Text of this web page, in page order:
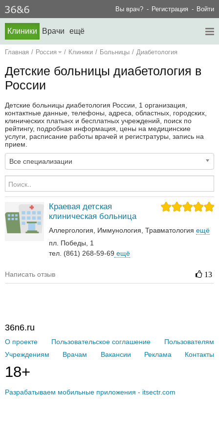
Вы врач? Регистрация Войти
Клиники Врачи ещё
Главная / Россия / Клиники / Больницы / Диабетология
Детские больницы диабетология в
России
Детские больницы диабетология России, 1 организация,
контактные данные, телефоны, адреса, областных, городских,
клинических платынх и бесплатных учреждений, поиск по
рейтингу, подробная информация, цены на медицинские
услуги, расписание работы врачей и регистратуры, запись на
прием.
Все специализации
Краевая детская
клиническая больница
Аллергология Иммунология Травматология ещё
пл. Победы, 1
тел. (861) 268-59-69 ещё
Написать отзыв 13
36n6.ru
О проекте Пользовательское соглашение
Пользователям
Учреждениям
Врачам Вакансии Реклама Контакты
18+
Разрабатываем мобильные приложения - itsectr.com